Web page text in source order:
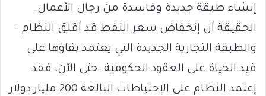
إنشاء طبقة جديدة وفاسدة من رجال الأعمال.
الحقيقة أن إنخفاض سعر النفط قد أقلق النظام –
والطبقة التجارية الجديدة التي يعتمد بقاؤها على
قيد الحياة على العقود الحكومية. حتى الآن، فقد
إعتمد النظام على الإحتياطات البالغة 200 مليار دولار